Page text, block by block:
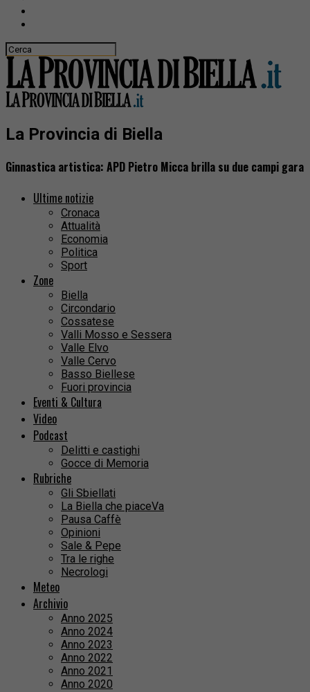
La Provincia di Biella
Ginnastica artistica: APD Pietro Micca brilla su due campi gara
Ultime notizie
Cronaca
Attualità
Economia
Politica
Sport
Zone
Biella
Circondario
Cossatese
Valli Mosso e Sessera
Valle Elvo
Valle Cervo
Basso Biellese
Fuori provincia
Eventi & Cultura
Video
Podcast
Delitti e castighi
Gocce di Memoria
Rubriche
Gli Sbiellati
La Biella che piaceVa
Pausa Caffè
Opinioni
Sale & Pepe
Tra le righe
Necrologi
Meteo
Archivio
Anno 2025
Anno 2024
Anno 2023
Anno 2022
Anno 2021
Anno 2020